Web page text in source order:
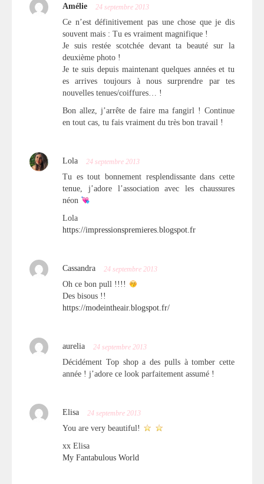
Amélie 24 septembre 2013
Ce n’est définitivement pas une chose que je dis
souvent mais : Tu es vraiment magnifique !
Je suis restée scotchée devant ta beauté sur la
deuxième photo !
Je te suis depuis maintenant quelques années et tu
es arrives toujours à nous surprendre par tes
nouvelles tenues/coiffures… !
Bon allez, j’arrête de faire ma fangirl ! Continue
en tout cas, tu fais vraiment du très bon travail !
Lola 24 septembre 2013
Tu es tout bonnement resplendissante dans cette
tenue, j’adore l’association avec les chaussures
néon
Lola
https://impressionspremieres.blogspot.fr
Cassandra 24 septembre 2013
Oh ce bon pull !!!!
Des bisous !!
https://modeintheair.blogspot.fr/
aurelia 24 septembre 2013
Décidément Top shop a des pulls à tomber cette
année ! j’adore ce look parfaitement assumé !
Elisa 24 septembre 2013
You are very beautiful!
xx Elisa
My Fantabulous World